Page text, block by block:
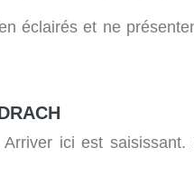
éclairés et ne
ici est saisissant.